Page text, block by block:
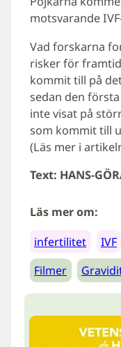
motsvarande
Vad forskarna
risker för
kommit till på
sedan den
inte visat på
som kommit till
(Läs mer i
Text: HANS-
Läs mer om:
infertilitet
IVF
Filmer